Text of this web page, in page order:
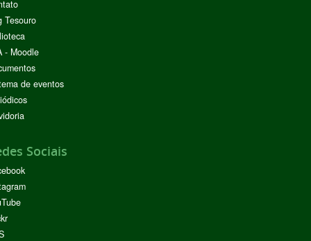
Tesouro
- Moodle
de eventos
Sociais